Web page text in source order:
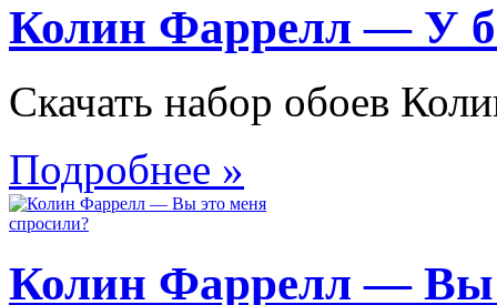
Колин Фаррелл — У
Скачать набор обоев
Подробнее »
Колин Фаррелл — Вы